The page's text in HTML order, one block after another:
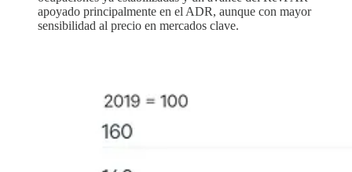
apoyado principalmente en el ADR, aunque con mayor
sensibilidad al precio en mercados clave.